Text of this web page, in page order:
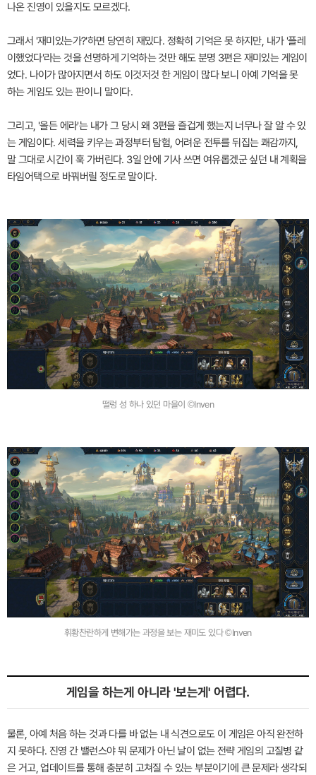
나온 진영이 있을지도 모르겠다.
그래서 '재미있는가?'하면 당연히 재밌다. 정확히 기억은 못 하지만, 내가 '플레
이했었다'라는 것을 선명하게 기억하는 것만 해도 분명 3편은 재미있는 게임이
었다. 나이가 많아지면서 하도 이것저것 한 게임이 많다 보니 아예 기억을 못
하는 게임도 있는 판이니 말이다.
그리고, '올든 에라'는 내가 그 당시 왜 3편을 즐겁게 했는지 너무나 잘 알 수 있
는 게임이다. 세력을 키우는 과정부터 탐험, 어려운 전투를 뒤집는 쾌감까지,
말 그대로 시간이 훅 가버린다. 3일 안에 기사 쓰면 여유롭겠군 싶던 내 계획을
타임어택으로 바꿔버릴 정도로 말이다.
떨렁 성 하나 있던 마을이 ©Inven
휘황찬란하게 변해가는 과정을 보는 재미도 있다 ©Inven
게임을 하는게 아니라 '보는게' 어렵다.
물론, 아예 처음 하는 것과 다를 바 없는 내 식견으로도 이 게임은 아직 완전하
지 못하다. 진영 간 밸런스야 뭐 문제가 아닌 날이 없는 전략 게임의 고질병 같
은 거고, 업데이트를 통해 충분히 고쳐질 수 있는 부분이기에 큰 문제라 생각되